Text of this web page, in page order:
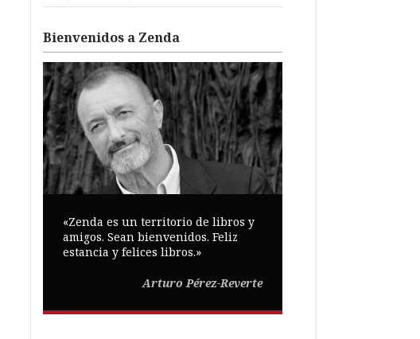
Bienvenidos a Zenda
«Zenda es un territorio de libros y
amigos. Sean bienvenidos. Feliz
estancia y felices libros.»
Arturo Pérez-Reverte